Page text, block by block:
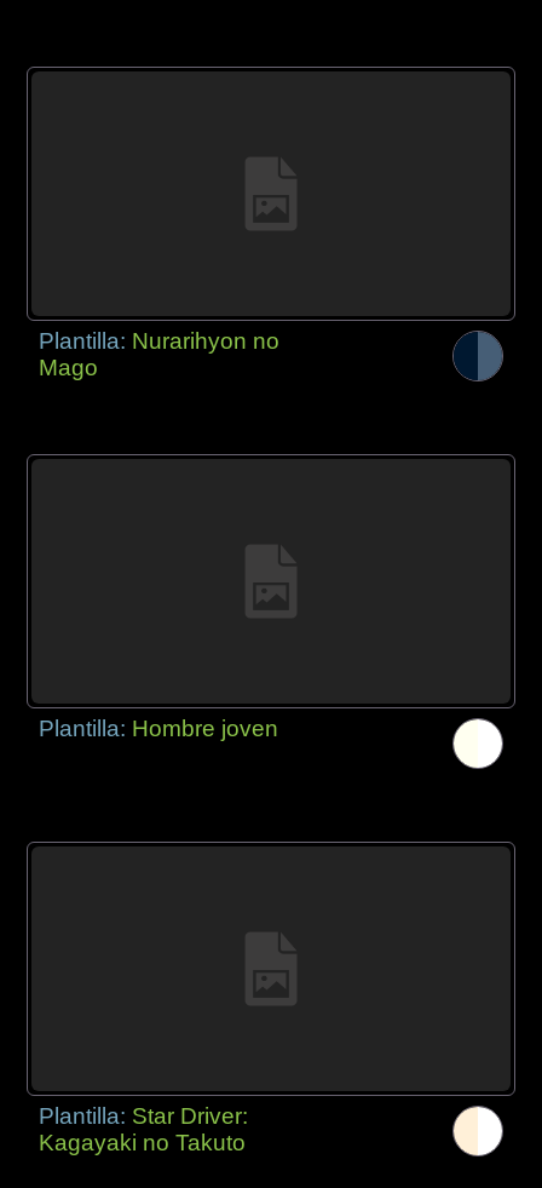
Plantilla: Nurarihyon no
Mago
Plantilla: Hombre joven
Plantilla: Star Driver:
Kagayaki no Takuto